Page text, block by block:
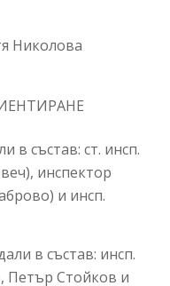
Николова
в състав: ст. инсп.
инспектор
и инсп.
в състав: инсп.
Петър Стойков и